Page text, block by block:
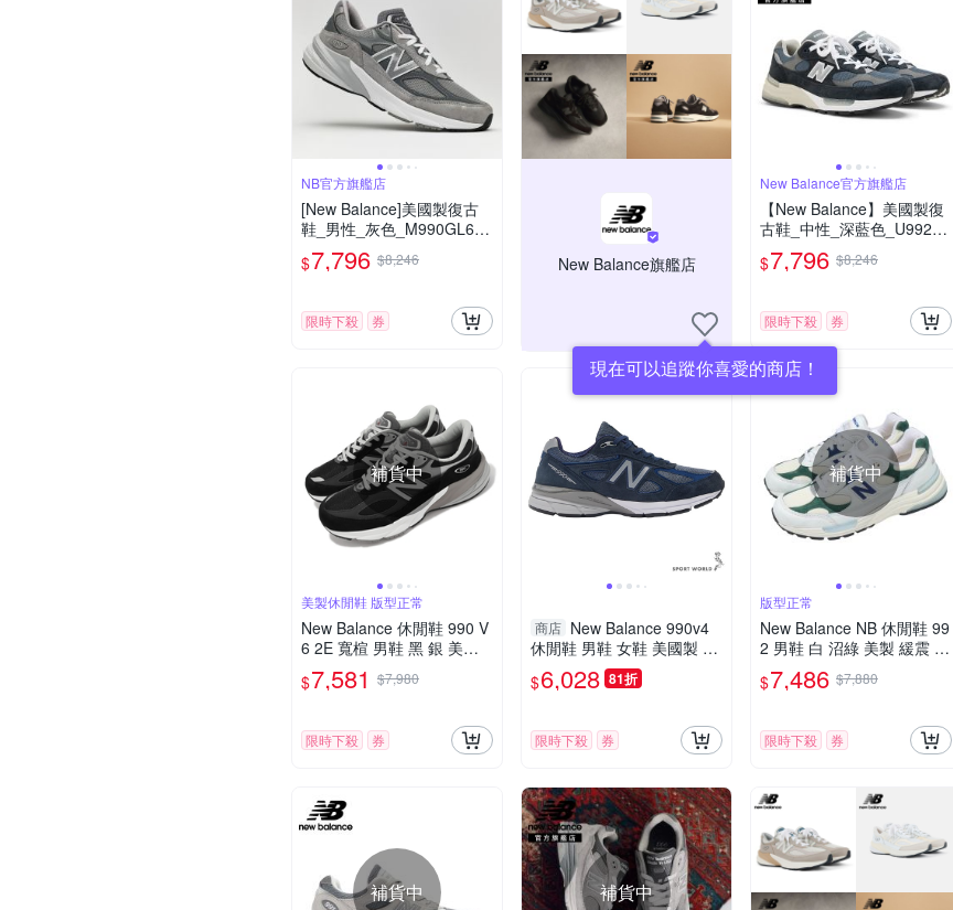
NB官方旗艦店
[New Balance]美國製復古
鞋_男性_灰色_M990GL6-2
E楦
$7,796 $8,246
限時下殺 券
New Balance旗艦店
現在可以追蹤你喜愛的商店！
New Balance官方旗艦店
【New Balance】美國製復
古鞋_中性_深藍色_U992NY
-D楦
$7,796 $8,246
限時下殺 券
補貨中
美製休閒鞋 版型正常
New Balance 休閒鞋 990 V
6 2E 寬楦 男鞋 黑 銀 美製
復古 麂皮 NB 紐巴倫 M990
BK6-2E
$7,581 $7,980
限時下殺 券
商店 New Balance 990v4
休閒鞋 男鞋 女鞋 美國製 藍
【運動世界】U990NV4-D
$6,028 81折
限時下殺 券
補貨中
版型正常
New Balance NB 休閒鞋 99
2 男鞋 白 沼綠 美製 緩震 紐
巴倫 U992GB-D
$7,486 $7,880
限時下殺 券
補貨中 補貨中